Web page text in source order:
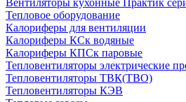
Вентиляторы кухонные Практик
Тепловое оборудование
Калориферы для вентиляции
Калориферы КСк водяные
Калориферы КПСк паровые
Тепловентиляторы электрические
Тепловентиляторы ТВК(ТВО)
Тепловентиляторы КЭВ